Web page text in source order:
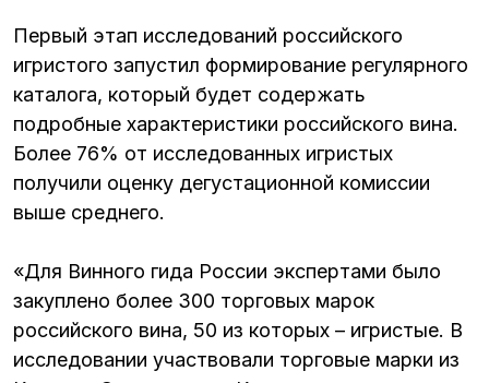
Первый этап исследований российского
игристого запустил формирование регулярного
каталога, который будет содержать
подробные характеристики российского вина.
Более 76% от исследованных игристых
получили оценку дегустационной комиссии
выше среднего.
«Для Винного гида России экспертами было
закуплено более 300 торговых марок
российского вина, 50 из которых – игристые. В
исследовании участвовали торговые марки из